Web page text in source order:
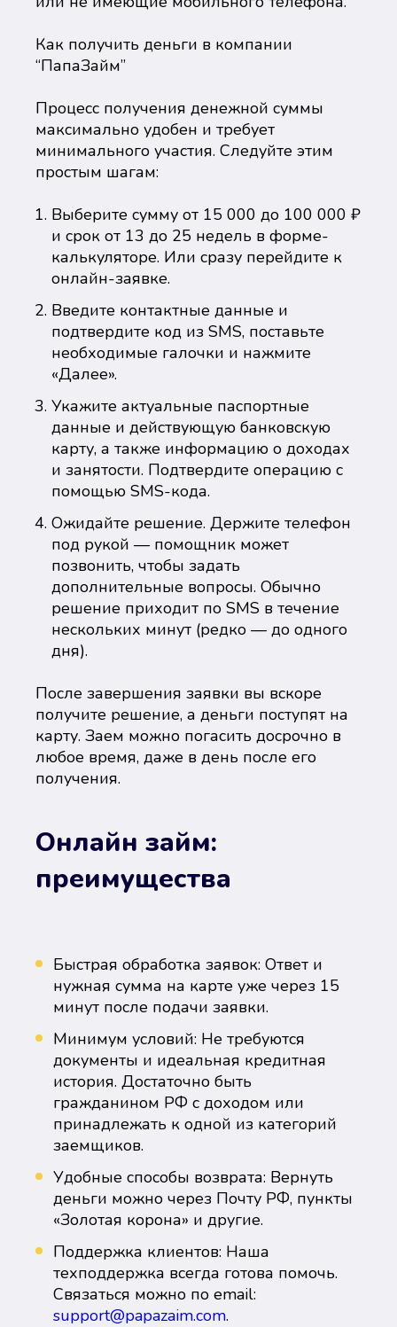
Как получить деньги в компании
“ПапаЗайм”
Процесс получения денежной суммы
максимально удобен и требует
минимального участия. Следуйте этим
простым шагам:
Выберите сумму от 15 000 до 100 000 ₽
и срок от 13 до 25 недель в форме-
калькуляторе. Или сразу перейдите к
онлайн-заявке.
Введите контактные данные и
подтвердите код из SMS, поставьте
необходимые галочки и нажмите
«Далее».
Укажите актуальные паспортные
данные и действующую банковскую
карту, а также информацию о доходах
и занятости. Подтвердите операцию с
помощью SMS-кода.
Ожидайте решение. Держите телефон
под рукой — помощник может
позвонить, чтобы задать
дополнительные вопросы. Обычно
решение приходит по SMS в течение
нескольких минут (редко — до одного
дня).
После завершения заявки вы вскоре
получите решение, а деньги поступят на
карту. Заем можно погасить досрочно в
любое время, даже в день после его
получения.
Онлайн займ:
преимущества
Быстрая обработка заявок: Ответ и
нужная сумма на карте уже через 15
минут после подачи заявки.
Минимум условий: Не требуются
документы и идеальная кредитная
история. Достаточно быть
гражданином РФ с доходом или
принадлежать к одной из категорий
заемщиков.
Удобные способы возврата: Вернуть
деньги можно через Почту РФ, пункты
«Золотая корона» и другие.
Поддержка клиентов: Наша
техподдержка всегда готова помочь.
Связаться можно по email:
support@papazaim.com.